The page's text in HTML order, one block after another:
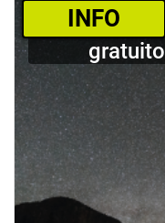
­INFO
gratuito